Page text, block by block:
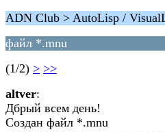
ADN Club > AutoLisp /
файл *.mnu
(1/2) > >>
altver:
Дбрый всем день!
Создан файл *.mnu